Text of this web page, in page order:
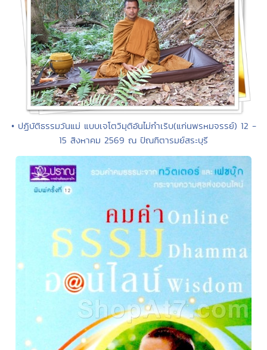
• ปฏิบัติธรรมวันแม่ แบบเจโตวิมุติอันไม่กำเริบ(แก่นพรหมจรรย์) 12 -
15 สิงหาคม 2569 ณ ปัณฑิตารมย์สระบุรี